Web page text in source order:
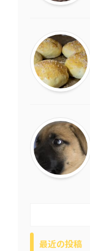
最近の投稿